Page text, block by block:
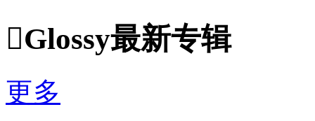
Glossy最新专辑
更多